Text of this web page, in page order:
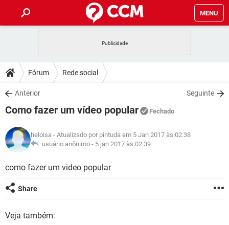
MENU
CELULAR
OUTLOOK
INSTAGRAM GMAIL
GUIA DE COMPRAS
DICAS
JOGOS
INSTAGRAM GMAIL
GUIA DE COMPRAS
DOWNLOADS
JOGOS WHATSAPP
CELULAR
OUTLOOK EXCEL
INSTAGRAM
JOGOS WHATSAPP
CELULAR
OUTLOOK
INSTAGRAM
GLOSSÁRIO
JOGOS
INSTAGRAM
Fórum Rede social
Anterior Seguinte
Como fazer um vídeo popular Fechado
heloisa - Atualizado por pintuda em 5 Jan 2017 às 02:38
usuário anônimo - 5 jan 2017 às 02:39
como fazer um video popular
Share
Veja também: